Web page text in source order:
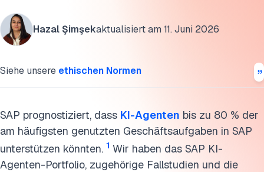
Hazal Şimşekaktualisiert am 11. Juni 2026
Siehe unsere ethischen Normen
SAP prognostiziert, dass KI-Agenten bis zu 80 % der
am häufigsten genutzten Geschäftsaufgaben in SAP
unterstützen könnten. 1 Wir haben das SAP KI-
Agenten-Portfolio, zugehörige Fallstudien und die
Mensch in der Schleife
Praxisbeispiele für SAP-KI-Agenten
Weitere Anbieter von KI-Agenten für SAP
Gibt es ein KI-Tool für SAP?